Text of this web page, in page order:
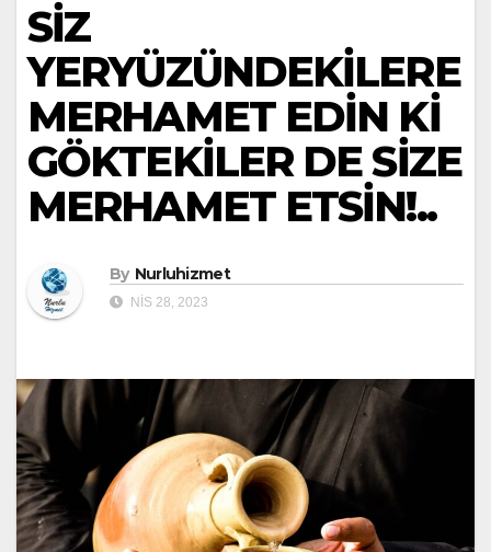
SİZ
YERYÜZÜNDEKİLERE
MERHAMET EDİN Kİ
GÖKTEKİLER DE SİZE
MERHAMET ETSİN!..
By Nurluhizmet
NIS 28, 2023